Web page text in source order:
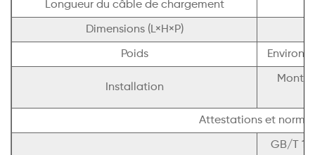
Longueur du câble de chargement
Dimensions (L×H×P)
Poids Environ.
Installation
Attestations et
GB/T